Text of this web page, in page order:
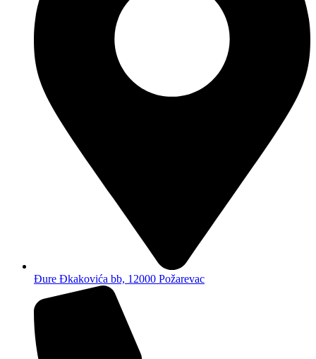
Đure Đkakovića bb, 12000 Požarevac